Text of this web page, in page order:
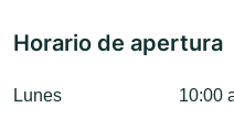
Horario de apertura
Lunes 10:00